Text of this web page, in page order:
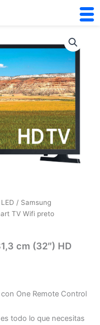
/ Samsung
TV Wifi preto
cm (32″) HD
One Remote Control
todo lo que necesitas